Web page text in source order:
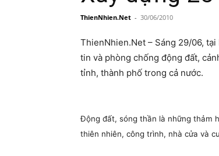
ThienNhien.Net - 30/06/2010
ThienNhien.Net – Sáng 29/06,
tin và phòng chống động đất,
tỉnh, thành phố trong cả nước.
Động đất, sóng thần là những thảm
thiên nhiên, công trình, nhà cửa và